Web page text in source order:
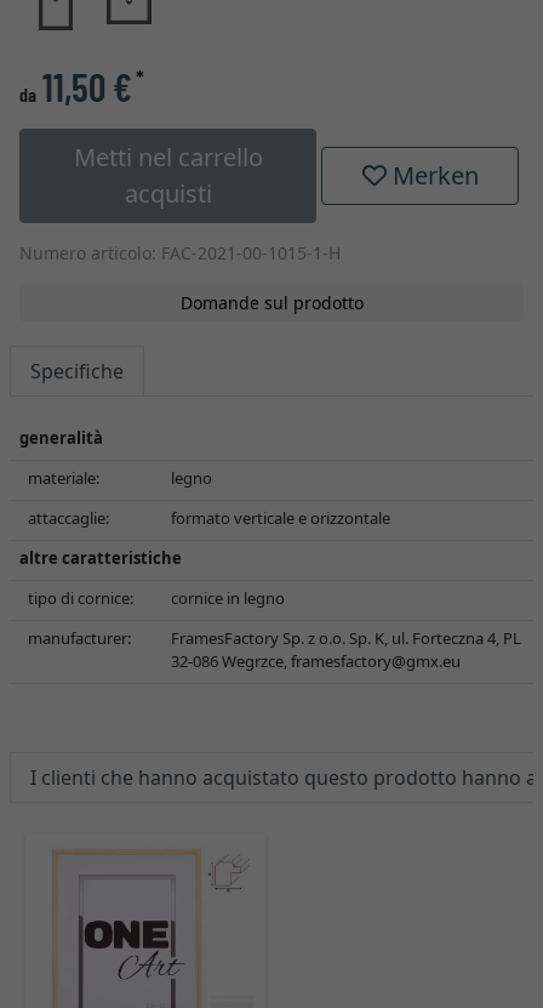
da 11,50 €*
Metti nel carrello
acquisti
Merken
Numero articolo: FAC-2021-00-1015-1-H
Domande sul prodotto
Specifiche
generalità
materiale:
legno
attaccaglie:
formato verticale e orizzontale
altre caratteristiche
tipo di cornice:
cornice in legno
manufacturer:
FramesFactory Sp. z o.o. Sp. K, ul. Forteczna 4, PL
32-086 Wegrzce,framesfactory@gmx.eu
I clienti che hanno acquistato questo prodotto hanno